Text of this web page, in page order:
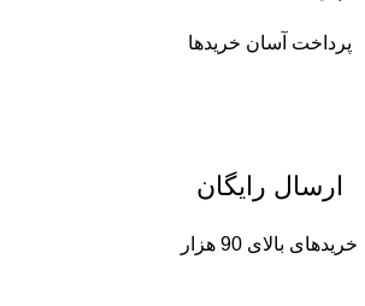
پرداخت آسان خریدها
ارسال رایگان
خریدهای بالای 90 هزار